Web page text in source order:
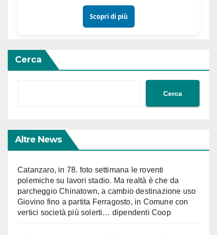
Cerca
Cerca
Altre News
Catanzaro, in 78. foto settimana le roventi
polemiche su lavori stadio. Ma realtà è che da
parcheggio Chinatown, a cambio destinazione uso
Giovino fino a partita Ferragosto, in Comune con
vertici società più solerti… dipendenti Coop
Scopri di più